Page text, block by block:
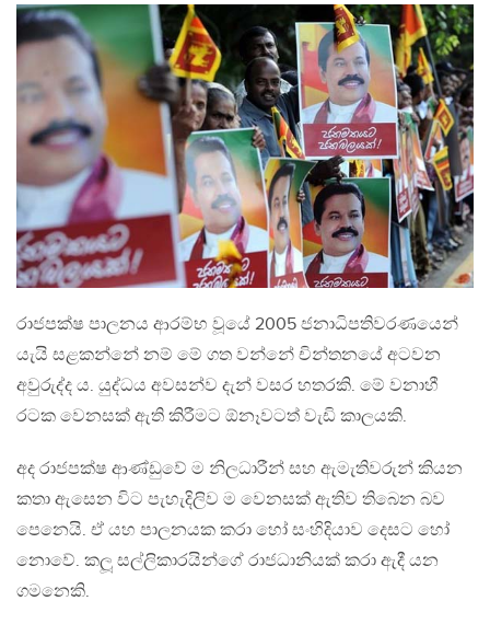
රාජපක්ෂ පාලනය ආරම්භ වූයේ 2005 ජනාධිපතිවරණයෙන්
යැයි සළකන්නේ නම් මේ ගත වන්නේ චින්තනයේ අටවන
අවුරුද්ද ය. යුද්ධය අවසන්ව දැන් වසර හතරකි. මේ වනාහී
රටක වෙනසක් ඇති කිරීමට ඕනෑවටත් වැඩි කාලයකි.
අද රාජපක්ෂ ආණ්ඩුවේ ම නිලධාරීන් සහ ඇමැතිවරුන් කියන
කතා ඇසෙන විට පැහැදිලිව ම වෙනසක් ඇතිව තිබෙන බව
පෙනෙයි. ඒ යහ පාලනයක කරා හෝ සංහිදියාව දෙසට හෝ
නොවේ. කලූ සල්ලිකාරයින්ගේ රාජධානියක් කරා ඇදී යන
ගමනෙකි.